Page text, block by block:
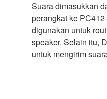
Suara dimasukkan
perangkat ke
digunakan untuk
speaker. Selain itu,
untuk mengirim